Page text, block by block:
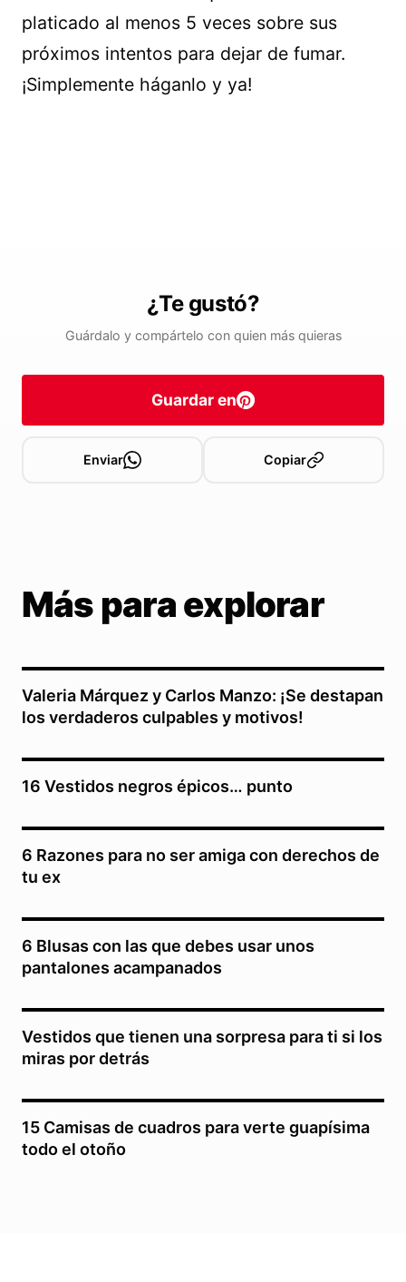
platicado al menos 5 veces sobre sus
próximos intentos para dejar de fumar.
¡Simplemente háganlo y ya!
¿Te gustó?
Guárdalo y compártelo con quien más quieras
Guardar en
Enviar Copiar
Más para explorar
Valeria Márquez y Carlos Manzo: ¡Se destapan
los verdaderos culpables y motivos!
16 Vestidos negros épicos… punto
6 Razones para no ser amiga con derechos de
tu ex
6 Blusas con las que debes usar unos
pantalones acampanados
Vestidos que tienen una sorpresa para ti si los
miras por detrás
15 Camisas de cuadros para verte guapísima
todo el otoño